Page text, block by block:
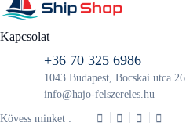
Kapcsolat
+36 70 325 6986
1043 Budapest, Bocskai utca 26.
info@hajo-felszereles.hu
Kövess minket :